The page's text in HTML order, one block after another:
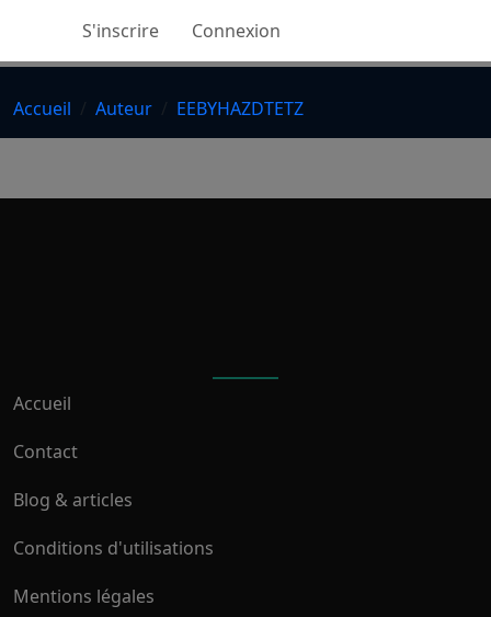
S'inscrire Connexion
Accueil Auteur EEBYHAZDTETZ
Accueil
Contact
Blog & articles
Conditions d'utilisations
Mentions légales